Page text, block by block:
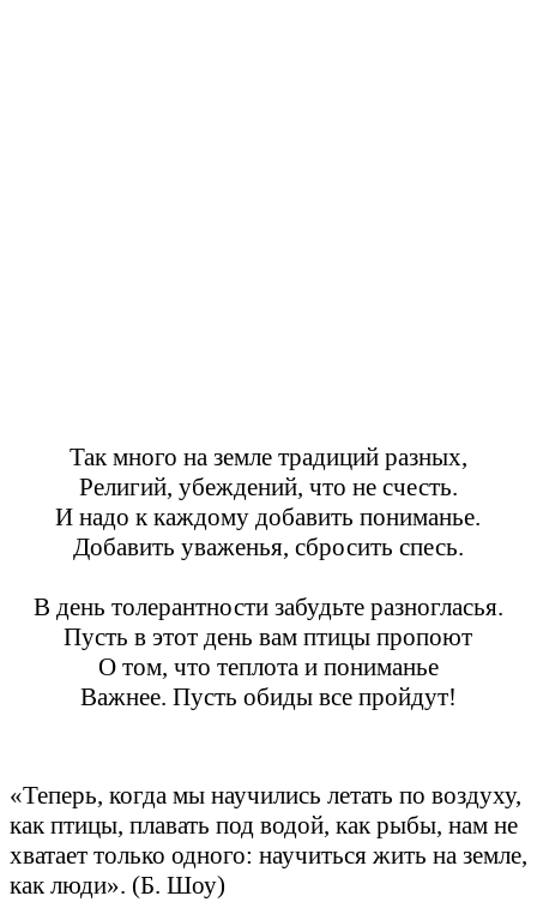
Так много на земле традиций разных,
Религий, убеждений, что не счесть.
И надо к каждому добавить пониманье.
Добавить уваженья, сбросить спесь.
В день толерантности забудьте разногласья.
Пусть в этот день вам птицы пропоют
О том, что теплота и пониманье
Важнее. Пусть обиды все пройдут!
«Теперь, когда мы научились летать по воздуху,
как птицы, плавать под водой, как рыбы, нам не
хватает только одного: научиться жить на земле,
как люди». (Б. Шоу)